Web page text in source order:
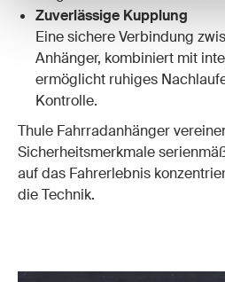
Zuverlässige Kupplung
Eine sichere Verbindung
Anhänger, kombiniert mit
ermöglicht ruhiges
Kontrolle.
Thule Fahrradanhänger
Sicherheitsmerkmale
auf das Fahrerlebnis
die Technik.